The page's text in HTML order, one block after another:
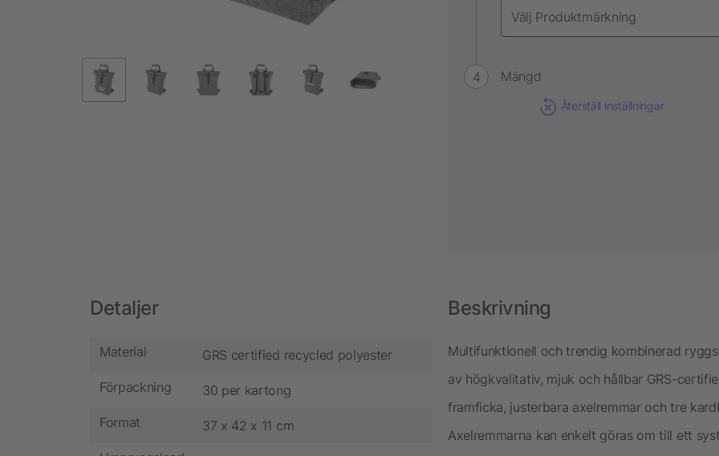
Mängd
Återställ inställningar
Detaljer
Material GRS certified recycled polyester
Förpackning 30 per kartong
Format 37 x 42 x 11 cm
Beskrivning
Multifunktionell och trendig kombinerad
av högkvalitativ, mjuk och hållbar GRS-
framficka, justerbara axelremmar och tre
Axelremmarna kan enkelt göras om till ett